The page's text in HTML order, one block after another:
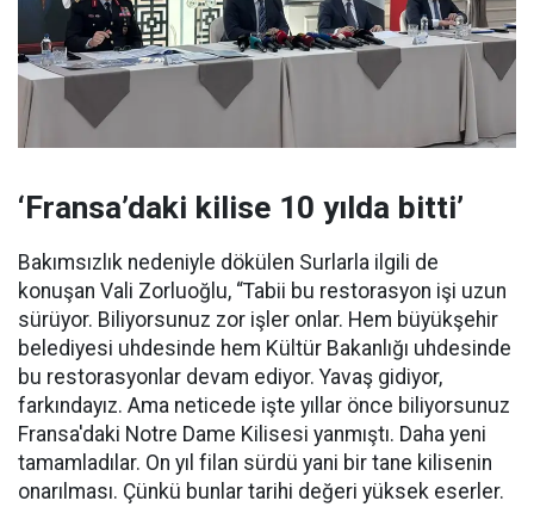
‘Fransa’daki kilise 10 yılda bitti’
Bakımsızlık nedeniyle dökülen Surlarla ilgili de
konuşan Vali Zorluoğlu, “Tabii bu restorasyon işi uzun
sürüyor. Biliyorsunuz zor işler onlar. Hem büyükşehir
belediyesi uhdesinde hem Kültür Bakanlığı uhdesinde
bu restorasyonlar devam ediyor. Yavaş gidiyor,
farkındayız. Ama neticede işte yıllar önce biliyorsunuz
Fransa'daki Notre Dame Kilisesi yanmıştı. Daha yeni
tamamladılar. On yıl filan sürdü yani bir tane kilisenin
onarılması. Çünkü bunlar tarihi değeri yüksek eserler.